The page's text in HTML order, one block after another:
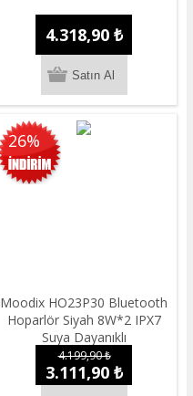
4.318,90 ₺
26%
Moodix HO23P30 Bluetooth
Hoparlör Siyah 8W*2 IPX7
Suya Dayanıklı
4.199,90 ₺
3.111,90 ₺